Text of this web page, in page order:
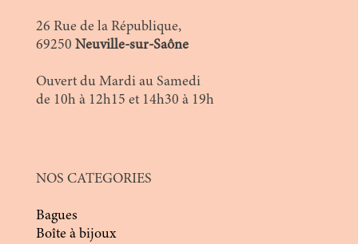
26 Rue de la République,
69250 Neuville-sur-Saône
Ouvert du Mardi au Samedi
de 10h à 12h15 et 14h30 à 19h
NOS CATEGORIES
Bagues
Boîte à bijoux